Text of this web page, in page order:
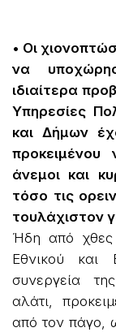
• Οι
να
ιδιαίτερα
Υπηρεσίες
και Δήμων
προκειμένου
άνεμοι και
τόσο τις
τουλάχιστον
Ήδη από χθες
Εθνικού και
συνεργεία
αλάτι,
από τον πάγο,